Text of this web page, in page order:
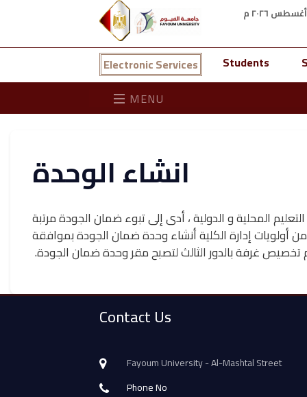
Electronic Services Students
MENU
انشاء الوحدة
المحلية و الدولية ، أدى إلى تبوء ضمان الجودة مرتبة
أولويات إدارة الكلية أنشاء وحدة ضمان الجودة بموافقة
Contact Us
Fayoum University - Al-Mashtal Street
Phone No